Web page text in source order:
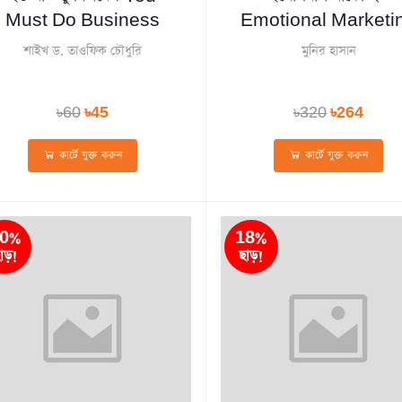
Must Do Business
শাইখ ড. তাওফিক চৌধুরি
৳60৳45
কার্টে যুক্ত করুন
Emotional
মুনির হাসান
৳320৳264
কার্টে যুক্ত করুন
18%
ছাড়!